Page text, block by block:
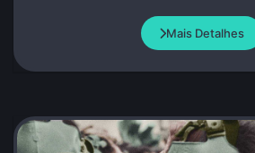
Mais Detalhes